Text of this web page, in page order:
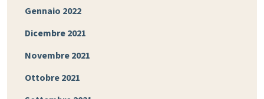
Gennaio 2022
Dicembre 2021
Novembre 2021
Ottobre 2021